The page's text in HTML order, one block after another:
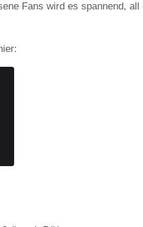
Fans wird es spannend, all